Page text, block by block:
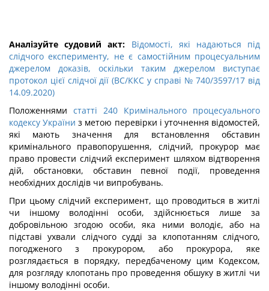
Аналізуйте судовий акт: Відомості, які надаються під
слідчого експерименту, не є самостійним процесуальним
джерелом доказів, оскільки таким джерелом виступає
протокол цієї слідчої дії (ВС/ККС у справі № 740/3597/17 від
14.09.2020)
Положеннями статті 240 Кримінального процесуального
кодексу України з метою перевірки і уточнення відомостей,
які мають значення для встановлення обставин
кримінального правопорушення, слідчий, прокурор має
право провести слідчий експеримент шляхом відтворення
дій, обстановки, обставин певної події, проведення
необхідних дослідів чи випробувань.
При цьому слідчий експеримент, що проводиться в житлі
чи іншому володінні особи, здійснюється лише за
добровільною згодою особи, яка ними володіє, або на
підставі ухвали слідчого судді за клопотанням слідчого,
погодженого з прокурором, або прокурора, яке
розглядається в порядку, передбаченому цим Кодексом,
для розгляду клопотань про проведення обшуку в житлі чи
іншому володінні особи.